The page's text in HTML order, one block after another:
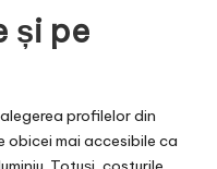
și pe
profilelor din
obicei mai accesibile ca